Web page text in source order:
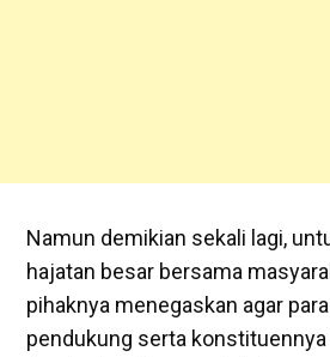
Namun demikian sekali lagi,
hajatan besar bersama
pihaknya menegaskan agar
pendukung serta